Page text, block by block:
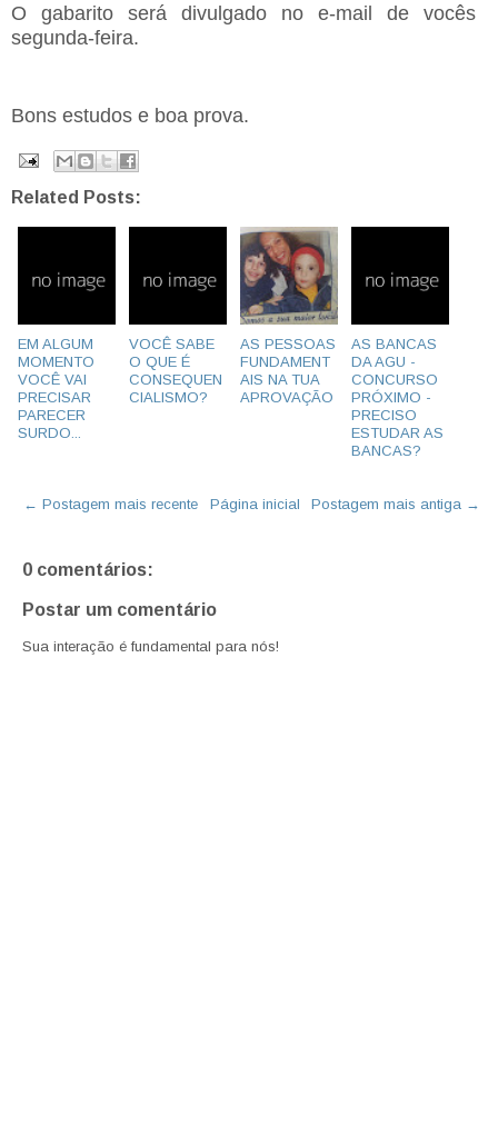
O gabarito será divulgado no e-mail de vocês
segunda-feira.
Bons estudos e boa prova.
Related Posts:
EM ALGUM
MOMENTO
VOCÊ VAI
PRECISAR
PARECER
SURDO...
VOCÊ SABE
O QUE É
CONSEQUEN
CIALISMO?
AS PESSOAS
FUNDAMENT
AIS NA TUA
APROVAÇÃO
AS BANCAS
DA AGU -
CONCURSO
PRÓXIMO -
PRECISO
ESTUDAR AS
BANCAS?
← Postagem mais recente Postagem mais antiga →
Página inicial
0 comentários:
Postar um comentário
Sua interação é fundamental para nós!